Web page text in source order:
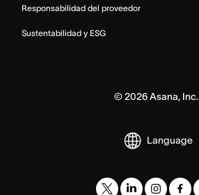
Responsabilidad del proveedor
Sustentabilidad y ESG
© 2026Asana, Inc.
Language